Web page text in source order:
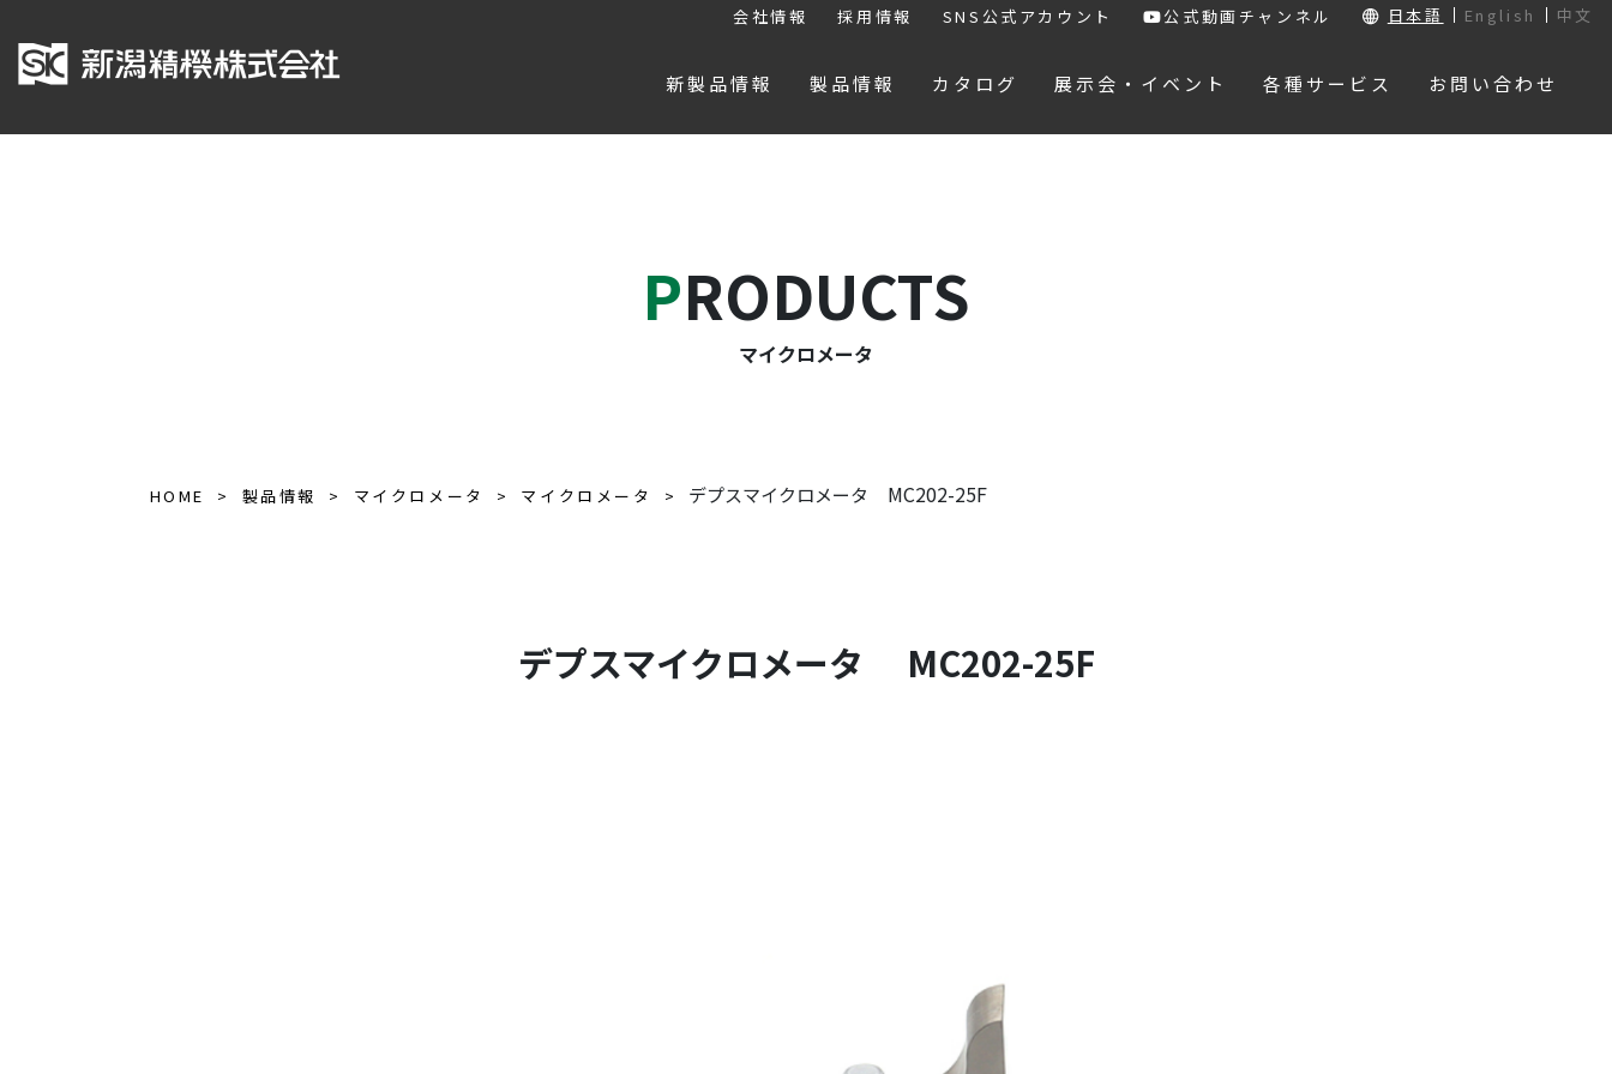
会社情報 採用情報 SNS公式アカウント 公式動画チャンネル 日本語 English 中文
新製品情報 製品情報 カタログ 展示会・イベント 各種サービス お問い合わせ
PRODUCTS
マイクロメータ
HOME 製品情報 マイクロメータ マイクロメータ デプスマイクロメータ MC202-25F
デプスマイクロメータ MC202-25F